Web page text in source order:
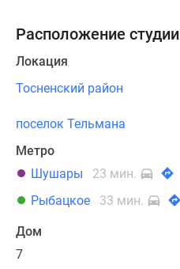
Расположение студии
Локация
Тосненский район
поселок Тельмана
Метро
Шушары
23 мин.
Рыбацкое
33 мин.
Дом
7